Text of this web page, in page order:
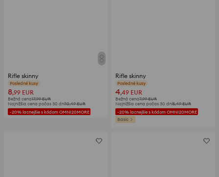
Rifle skinny
Posledné kusy
8,99 EUR
Bežná cena17,99EUR
Najnižšia cena počas 30 dní10,49EUR
-20% lacnejšie s kódom OMNI20MORE
Rifle skinny
Posledné kusy
4,49 EUR
Bežná cena7,99EUR
Najnižšia cena počas 30 dní5,49EUR
-20% lacnejšie s kódom OMNI20MORE
Basic